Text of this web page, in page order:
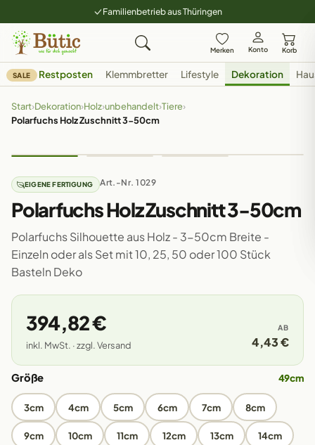
Familienbetrieb aus Thüringen
Merken Konto Korb
SALE Restposten Klemmbretter Lifestyle Dekoration
Start›Dekoration›Holz›unbehandelt›Tiere›
Polarfuchs Holz Zuschnitt 3-50cm
EIGENE FERTIGUNG Art.-Nr. 1029
Polarfuchs Holz Zuschnitt 3-50cm
Polarfuchs Silhouette aus Holz - 3-50cm Breite -
Einzeln oder als Set mit 10, 25, 50 oder 100 Stück
Basteln Deko
394,82 €
inkl. MwSt. · zzgl. Versand
AB
4,43 €
Größe 49cm
3cm 4cm 5cm 6cm 7cm 8cm
9cm 10cm 11cm 12cm 13cm 14cm